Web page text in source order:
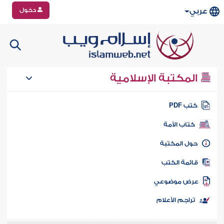
عربي دخول
المكتبة الإسلامية
كتب PDF
كتاب الأمة
المكتبة
الكتب
موضوعي